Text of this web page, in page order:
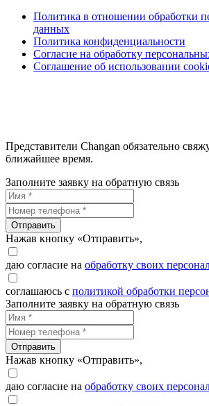
Политика в отношении обработки
данных
Политика конфиденциальности
Согласие на обработку
Соглашение об использовании
Представители Changan обязательно
ближайшее время.
Заполните заявку на обратную связь
Отправить
Нажав кнопку «Отправить»,
даю согласие на обработку своих
соглашаюсь с политикой обработки
Заполните заявку на обратную связь
Отправить
Нажав кнопку «Отправить»,
даю согласие на обработку своих